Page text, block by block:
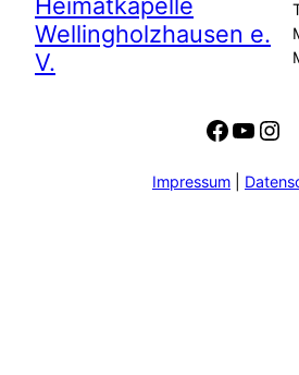
Wellingholzhausen e.
V.
Impressum